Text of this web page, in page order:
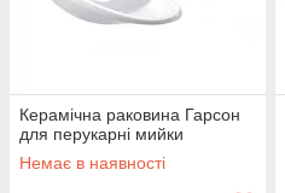
Керамічна раковина Гарсон
для перукарні мийки
Немає в наявності